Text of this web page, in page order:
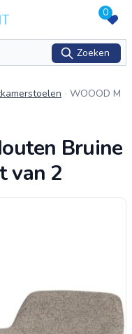
0
Zoeken
WOOOD M
e Poot - Nat
Bruine
van 2